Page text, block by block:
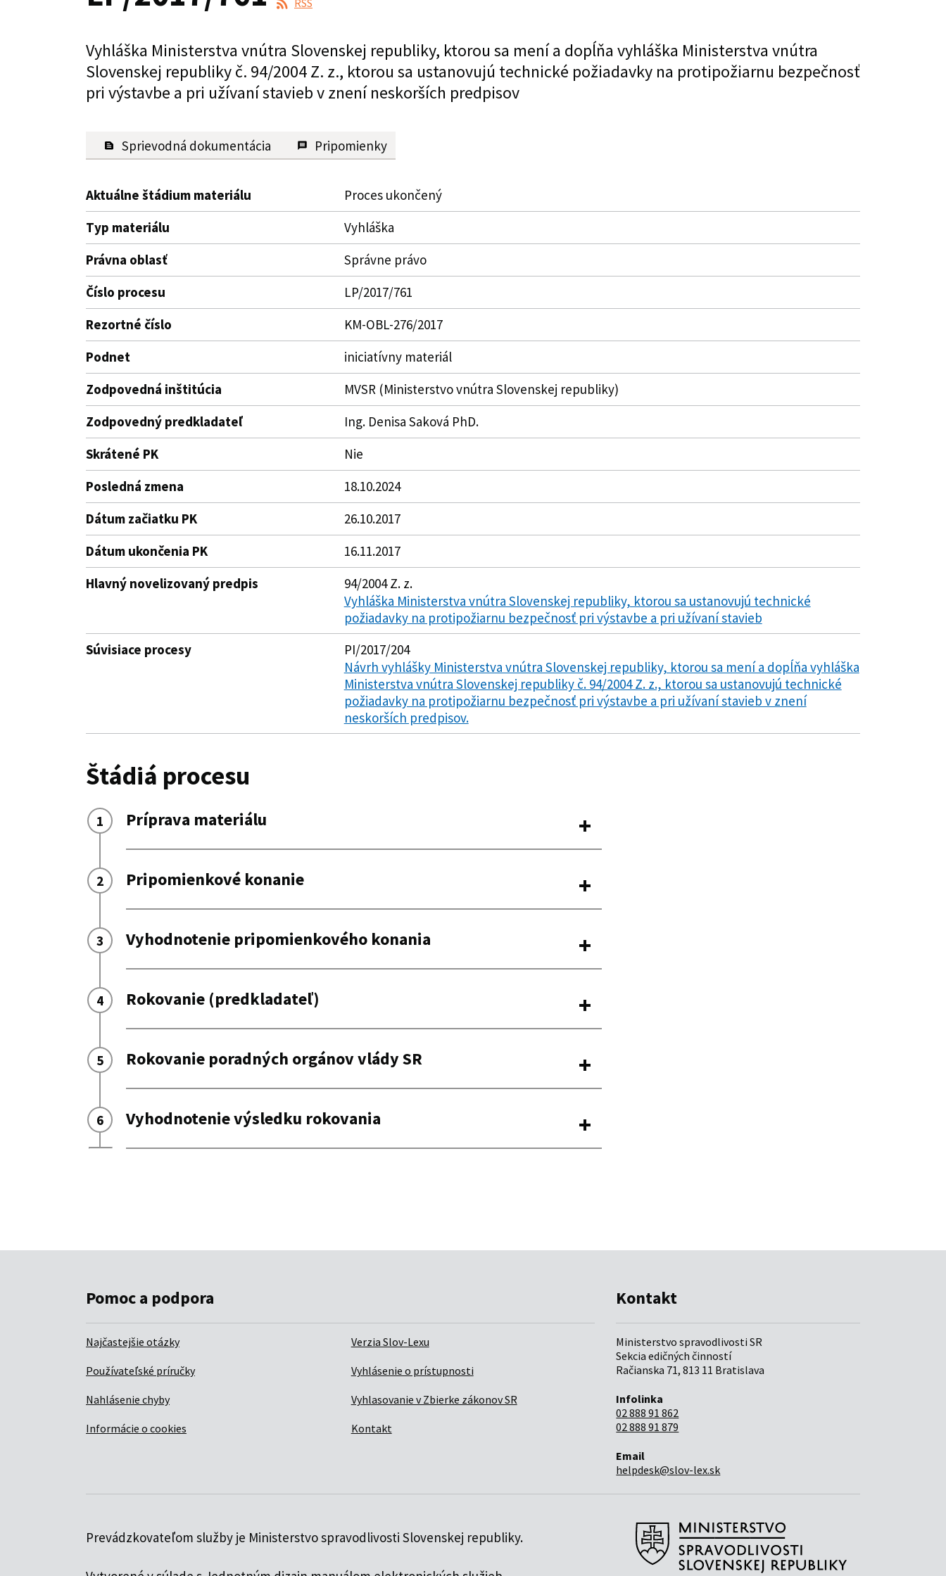
Pomoc a podpora
Najčastejšie otázky
Používateľské príručky
Nahlásenie chyby
Informácie o cookies
Verzia Slov-Lexu
Vyhlásenie o prístupnosti
Vyhlasovanie v Zbierke zákonov SR
Kontakt
Kontakt
Ministerstvo spravodlivosti SR
Sekcia edičných činností
Račianska 71, 813 11 Bratislava
Infolinka
02 888 91 862
02 888 91 879
Email
helpdesk@slov-lex.sk
Prevádzkovateľom služby je Ministerstvo spravodlivosti Slovenskej republiky.